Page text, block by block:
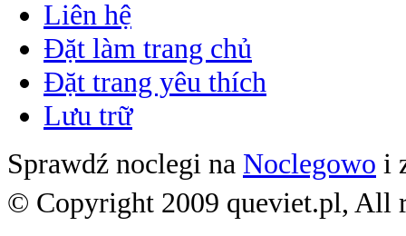
Liên hệ
Đặt làm trang chủ
Đặt trang yêu thích
Lưu trữ
Sprawdź noclegi na Noclegowo i
© Copyright 2009 queviet.pl, All